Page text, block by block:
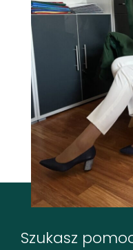
Szukasz